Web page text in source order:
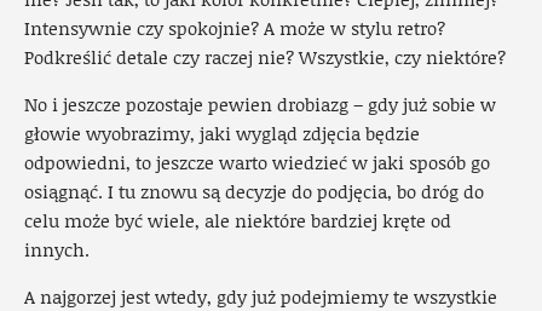
Intensywnie czy spokojnie? A może w stylu retro?
Podkreślić detale czy raczej nie? Wszystkie, czy niektóre?
No i jeszcze pozostaje pewien drobiazg – gdy już sobie w
głowie wyobrazimy, jaki wygląd zdjęcia będzie
odpowiedni, to jeszcze warto wiedzieć w jaki sposób go
osiągnąć. I tu znowu są decyzje do podjęcia, bo dróg do
celu może być wiele, ale niektóre bardziej kręte od
innych.
A najgorzej jest wtedy, gdy już podejmiemy te wszystkie